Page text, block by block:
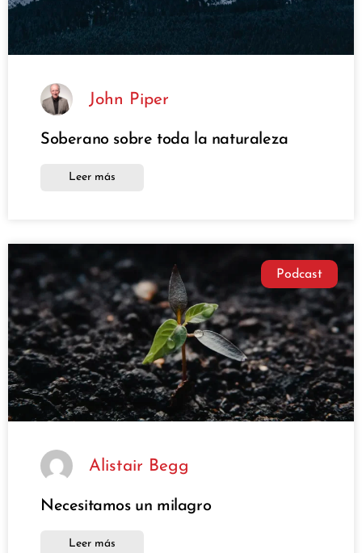
John Piper
Soberano sobre toda la naturaleza
Leer más
Podcast
Alistair Begg
Necesitamos un milagro
Leer más